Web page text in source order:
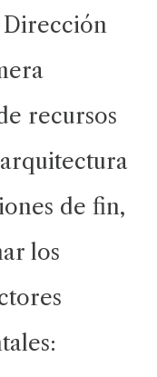
Dirección
recursos
de fin,
los